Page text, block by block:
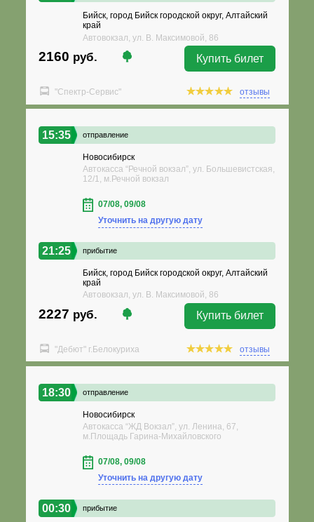
Бийск, город Бийск городской округ, Алтайский
край
Автовокзал, ул. В. Максимовой, 86
2160 руб. Купить билет
"Спектр-Сервис" отзывы
15:35 отправление
Новосибирск
Автокасса “Речной вокзал”, ул. Большевистская,
12/1, м.Речной вокзал
07/08, 09/08
Уточнить на другую дату
21:25 прибытие
Бийск, город Бийск городской округ, Алтайский
край
Автовокзал, ул. В. Максимовой, 86
2227 руб. Купить билет
"Дебют" г.Белокуриха отзывы
18:30 отправление
Новосибирск
Автокасса “ЖД Вокзал”, ул. Ленина, 67,
м.Площадь Гарина-Михайловского
07/08, 09/08
Уточнить на другую дату
00:30 прибытие